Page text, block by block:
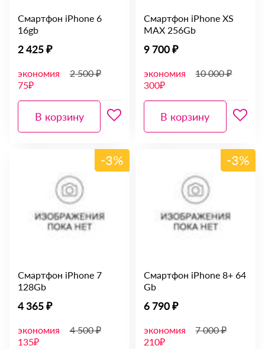
Смартфон iPhone 6
16gb
2 425 ₽
экономия
75₽
2 500 ₽
В корзину
Смартфон iPhone XS
MAX 256Gb
9 700 ₽
экономия
300₽
10 000 ₽
В корзину
-3%
Смартфон iPhone 7
128Gb
4 365 ₽
экономия
135₽
4 500 ₽
-3%
Смартфон iPhone 8+ 64
Gb
6 790 ₽
экономия
210₽
7 000 ₽